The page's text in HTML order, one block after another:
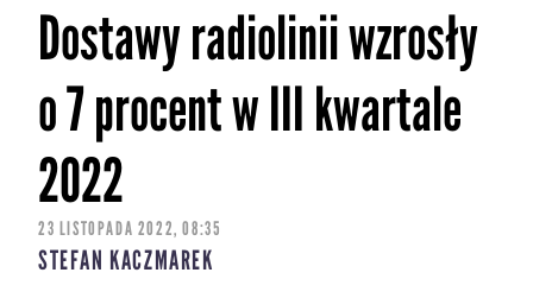
Dostawy radiolinii wzrosły
o 7 procent w III kwartale
2022
23 LISTOPADA 2022, 08:35
STEFAN KACZMAREK